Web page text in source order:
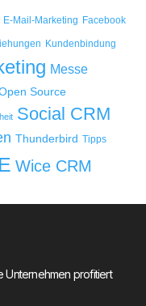
E-Mail-Marketing Facebook
Kundenbindung
Messe
Source
Social CRM
Thunderbird Tipps
Wice CRM
Unternehmen profitiert